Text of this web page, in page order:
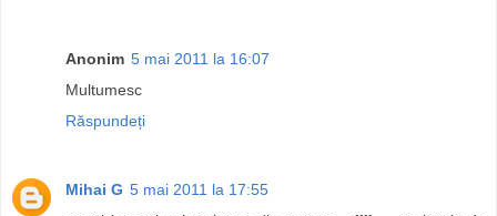
Anonim 5 mai 2011 la 16:07
Multumesc
Răspundeți
Mihai G 5 mai 2011 la 17:55